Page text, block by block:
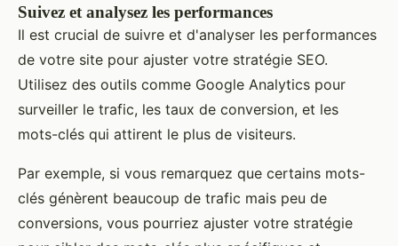
Suivez et analysez les performances
Il est crucial de suivre et d'analyser les performances
de votre site pour ajuster votre stratégie SEO.
Utilisez des outils comme Google Analytics pour
surveiller le trafic, les taux de conversion, et les
mots-clés qui attirent le plus de visiteurs.
Par exemple, si vous remarquez que certains mots-
clés génèrent beaucoup de trafic mais peu de
conversions, vous pourriez ajuster votre stratégie